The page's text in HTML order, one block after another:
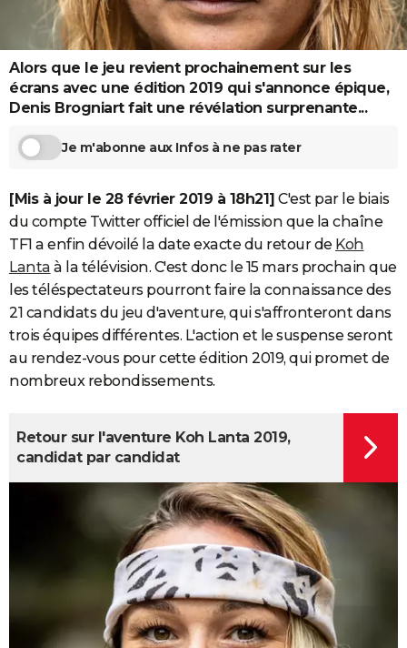
Destinations
City break
Voyage nature
Voyage de noces
Forum
PHOTO
GUIDES D'ACHAT
BONS PLANS
CARTE DE VOEUX
Carte de Noël
Carte Bonne année
Carte Saint-Valentin
Carte Pâques
Carte d'anniversaire
Dictionnaire
Biographies
Citations
Expressions
Proverbes
PROGRAMME TV
COPAINS D'AVANT
S'inscrire
Se connecter
Lycées
Collèges
Primaires
Universités
Entreprises
Service militaire
Avis de recherche
AVIS DE DÉCÈS
FORUM
Bricolage
Alors que le jeu revient prochainement sur les
écrans avec une édition 2019 qui s'annonce épique,
Denis Brogniart fait une révélation surprenante...
Je m'abonne aux Infos à ne pas rater
[Mis à jour le 28 février 2019 à 18h21] C'est par le biais
du compte Twitter officiel de l'émission que la chaîne
TF1 a enfin dévoilé la date exacte du retour de Koh
Lanta à la télévision. C'est donc le 15 mars prochain que
les téléspectateurs pourront faire la connaissance des
21 candidats du jeu d'aventure, qui s'affronteront dans
trois équipes différentes. L'action et le suspense seront
au rendez-vous pour cette édition 2019, qui promet de
nombreux rebondissements.
Retour sur l'aventure Koh Lanta 2019,
candidat par candidat